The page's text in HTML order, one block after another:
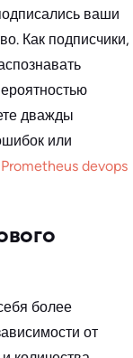
ваши
Как подписчики,
дважды
или
Prometheus devops
более
от